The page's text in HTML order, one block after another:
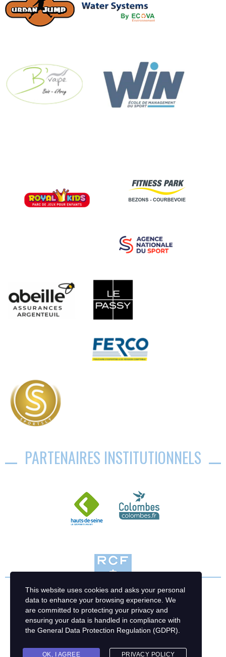
PARTENAIRES INSTITUTIONNELS
This website uses cookies and asks your personal
data to enhance your browsing experience. We
are committed to protecting your privacy and
ensuring your data is handled in compliance with
the General Data Protection Regulation (GDPR)
OK, I AGREE PRIVACY POLICY